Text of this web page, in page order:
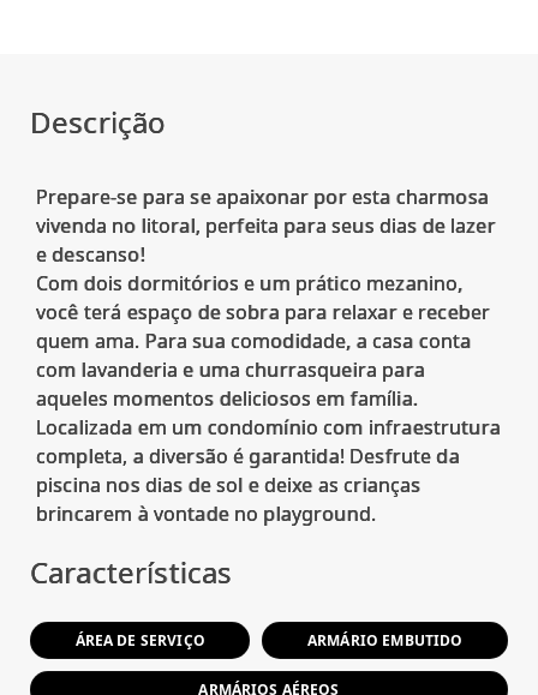
Descrição
Prepare-se para se apaixonar por esta charmosa
vivenda no litoral, perfeita para seus dias de lazer
e descanso!
Com dois dormitórios e um prático mezanino,
você terá espaço de sobra para relaxar e receber
quem ama. Para sua comodidade, a casa conta
com lavanderia e uma churrasqueira para
aqueles momentos deliciosos em família.
Localizada em um condomínio com infraestrutura
completa, a diversão é garantida! Desfrute da
piscina nos dias de sol e deixe as crianças
Características
ÁREA DE SERVIÇO ARMÁRIO EMBUTIDO
ARMÁRIOS AÉREOS